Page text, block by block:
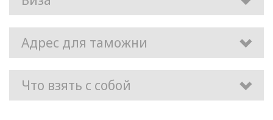
Адрес для таможни
Что взять с собой